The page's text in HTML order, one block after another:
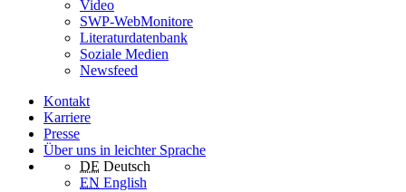
Video
SWP-WebMonitore
Literaturdatenbank
Soziale Medien
Newsfeed
Kontakt
Karriere
Presse
Über uns in leichter Sprache
DE Deutsch
EN English